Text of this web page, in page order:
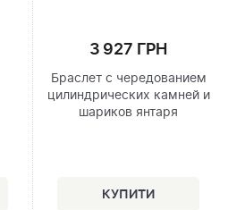
3 927 ГРН
Браслет с чередованием
цилиндрических камней и
шариков янтаря